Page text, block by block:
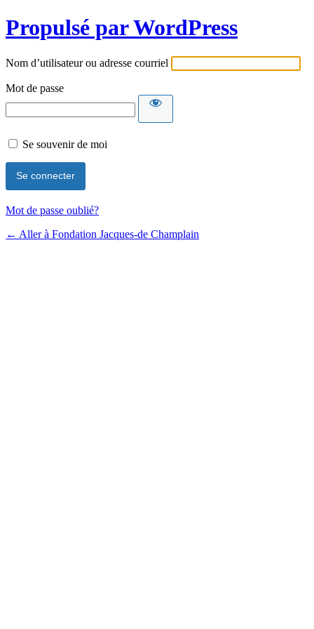
Propulsé par WordPress
Nom d’utilisateur ou adresse courriel
Mot de passe
Se souvenir de moi
Mot de passe oublié?
← Aller à Fondation Jacques-de Champlain